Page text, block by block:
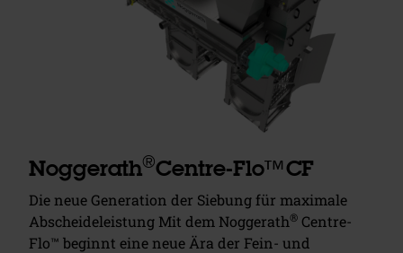
Noggerath®Centre-Flo™CF
Die neue Generation der Siebung für maximale
Abscheideleistung Mit dem Noggerath® Centre-
Flo™ beginnt eine neue Ära der Fein- und